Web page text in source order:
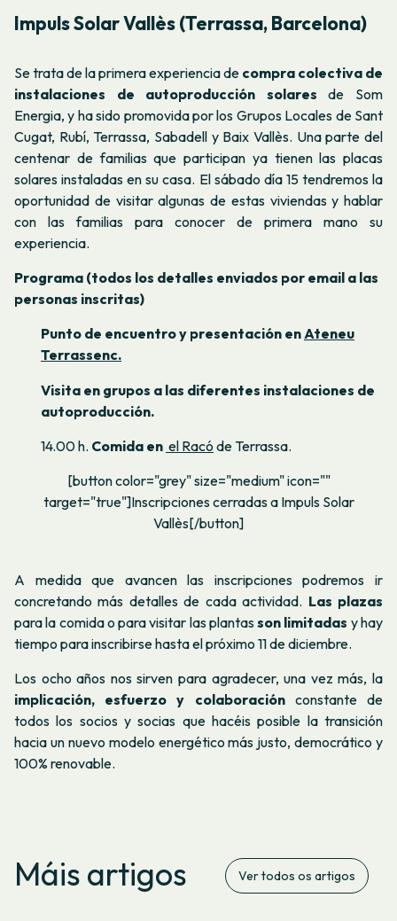
Impuls Solar Vallès (Terrassa, Barcelona)
Se trata de la primera experiencia de compra colectiva de
instalaciones de autoproducción solares de Som
Energia, y ha sido promovida por los Grupos Locales de Sant
Cugat, Rubí, Terrassa, Sabadell y Baix Vallès. Una parte del
centenar de familias que participan ya tienen las placas
solares instaladas en su casa. El sábado día 15 tendremos la
oportunidad de visitar algunas de estas viviendas y hablar
con las familias para conocer de primera mano su
experiencia.
Programa (todos los detalles enviados por email a las
personas inscritas)
Punto de encuentro y presentación enAteneu
Terrassenc.
Visita en grupos a las diferentes instalaciones de
autoproducción.
14.00 h. Comida en el Racó de Terrassa.
[button color="grey" size="medium" icon=""
target="true"]Inscripciones cerradas a Impuls Solar
Vallès[/button]
A medida que avancen las inscripciones podremos ir
concretando más detalles de cada actividad. Las plazas
para la comida o para visitar las plantasson limitadas y hay
tiempo para inscribirse hasta el próximo 11 de diciembre.
Los ocho años nos sirven para agradecer, una vez más, la
implicación, esfuerzo y colaboraciónconstante de
todos los socios y socias que hacéis posible la transición
hacia un nuevo modelo energético más justo, democrático y
100% renovable.
Máis artigos Ver todos os artigos